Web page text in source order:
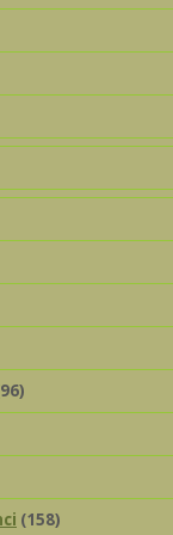
(158)